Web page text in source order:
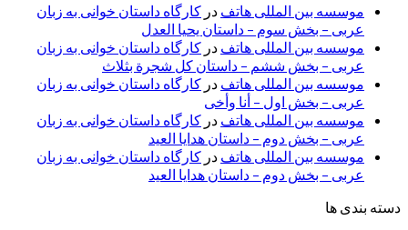
موسسه بین المللی هاتف در کارگاه داستان خوانی به زبان
عربی – بخش سوم – داستان یحیا العدل
موسسه بین المللی هاتف در کارگاه داستان خوانی به زبان
عربی – بخش ششم – داستان کل شجرة بثلاث
موسسه بین المللی هاتف در کارگاه داستان خوانی به زبان
عربی – بخش اول – أنا وأخی
موسسه بین المللی هاتف در کارگاه داستان خوانی به زبان
عربی – بخش دوم – داستان هدایا العید
موسسه بین المللی هاتف در کارگاه داستان خوانی به زبان
عربی – بخش دوم – داستان هدایا العید
دسته بندی ها